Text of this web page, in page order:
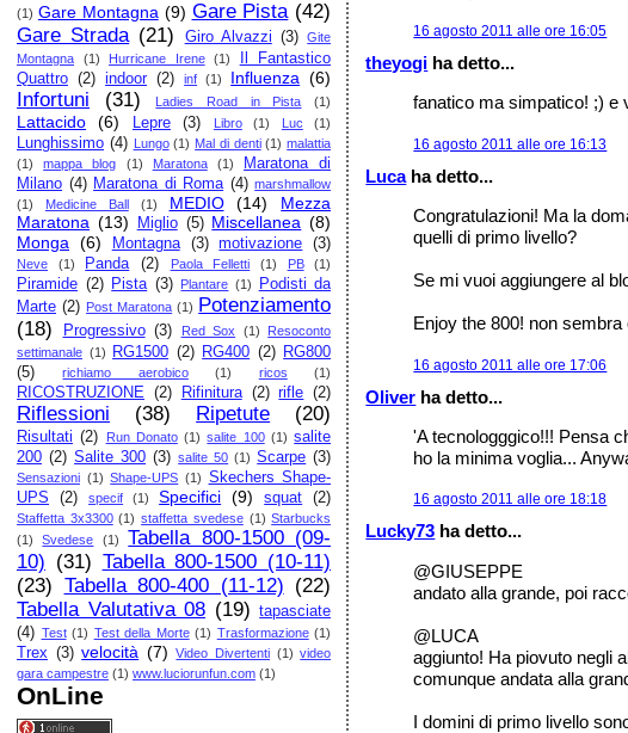
(1) Gare Montagna (9) Gare Pista (42)
Gare Strada (21) Giro Alvazzi (3)
Gite
Montagna
(1) Hurricane Irene (1)
Il Fantastico
Quattro (2) indoor (2) inf (1) Influenza (6)
Infortuni (31) Ladies Road in Pista (1)
Lattacido (6) Lepre (3) Libro (1) Luc (1)
Lunghissimo (4) Lungo (1) Mal di denti (1) malattia
(1)
mappa blog (1) Maratona (1)
Maratona di
Milano (4) Maratona di Roma (4) marshmallow
(1)
Medicine Ball (1) MEDIO (14)
Mezza
Maratona (13) Miglio (5) Miscellanea (8)
Monga
(6) Montagna (3) motivazione (3)
Neve (1) Panda (2) Paola Felletti (1) PB (1)
Piramide (2) Pista (3) Plantare (1)
Podisti da
Marte (2) Post Maratona (1) Potenziamento
(18)
Progressivo (3) Red Sox (1)
Resoconto
settimanale (1) RG1500 (2) RG400 (2) RG800
(5)
richiamo aerobico (1) ricos (1)
RICOSTRUZIONE (2) Rifinitura (2) rifle (2)
Riflessioni (38) Ripetute (20)
Risultati (2) Run Donato (1) salite 100 (1) salite
200 (2) Salite 300 (3) salite 50 (1) Scarpe (3)
Sensazioni (1) Shape-UPS (1) Skechers Shape-
UPS
(2) specif (1) Specifici (9) squat (2)
Staffetta 3x3300 (1) staffetta svedese (1) Starbucks
(1)
Svedese (1)
Tabella 800-1500 (09-
10) (31) Tabella 800-1500 (10-11)
(23) Tabella 800-400 (11-12) (22)
Tabella Valutativa 08 (19) tapasciate
(4) Test (1) Test della Morte (1) Trasformazione (1)
Trex (3) velocità (7) Video Divertenti (1) video
gara campestre (1) www.luciorunfun.com (1)
OnLine
16 agosto 2011 alle ore 16:05
theyogi ha detto...
fanatico ma simpatico! ;) e
16 agosto 2011 alle ore 16:13
Lucaha detto...
Congratulazioni! Ma la
quelli di primo livello?
Se mi vuoi aggiungere al
Enjoy the 800! non
16 agosto 2011 alle ore 17:06
Oliver ha detto...
'A tecnologggico!!! Pensa
ho la minima voglia...
16 agosto 2011 alle ore 18:18
Lucky73 ha detto...
@GIUSEPPE
andato alla grande, poi
@LUCA
aggiunto! Ha piovuto negli
comunque andata alla
I domini di primo livello